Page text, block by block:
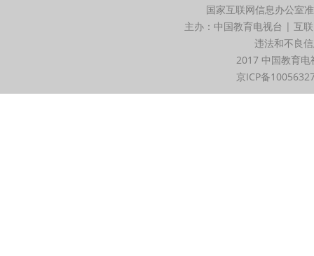
国家互联网信息办公室
主办：中国教育电视台 | 互
违法和不良
2017 中国教育
京ICP备